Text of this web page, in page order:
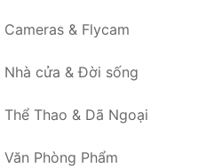
Cameras & Flycam
Nhà cửa & Đời sống
Thể Thao & Dã Ngoại
Văn Phòng Phẩm